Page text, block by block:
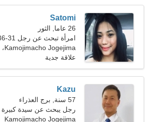
Satomi
26 عاما, الثور
امرأة تبحث عن رجل 31-36
Kamojimacho Jogejima، اليابان
علاقة جدية
Kazu
57 سنة, برج العذراء
رجل يبحث عن سيدة كبيرة 46-54
Kamojimacho Jogejima